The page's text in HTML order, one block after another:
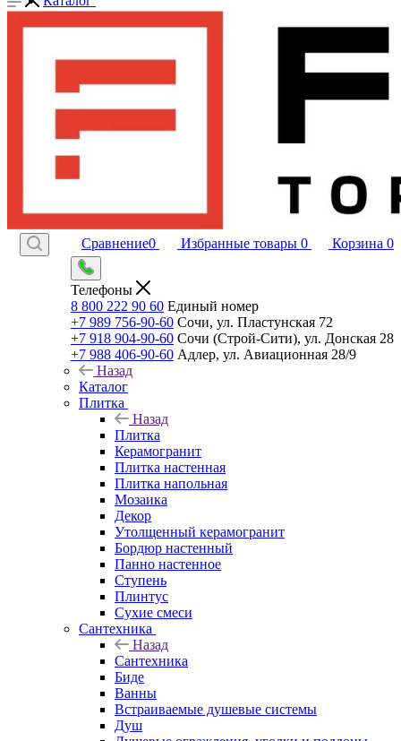
Сравнение0 Избранные товары 0 Корзина 0
Телефоны
8 800 222 90 60 Единый номер
+7 989 756-90-60 Сочи, ул. Пластунская 72
+7 918 904-90-60 Сочи (Строй-Сити), ул. Донская 28
+7 988 406-90-60 Адлер, ул. Авиационная 28/9
Назад
Каталог
Плитка
Назад
Плитка
Керамогранит
Плитка настенная
Плитка напольная
Мозаика
Декор
Утолщенный керамогранит
Бордюр настенный
Панно настенное
Ступень
Плинтус
Сухие смеси
Сантехника
Назад
Сантехника
Биде
Ванны
Встраиваемые душевые системы
Душ